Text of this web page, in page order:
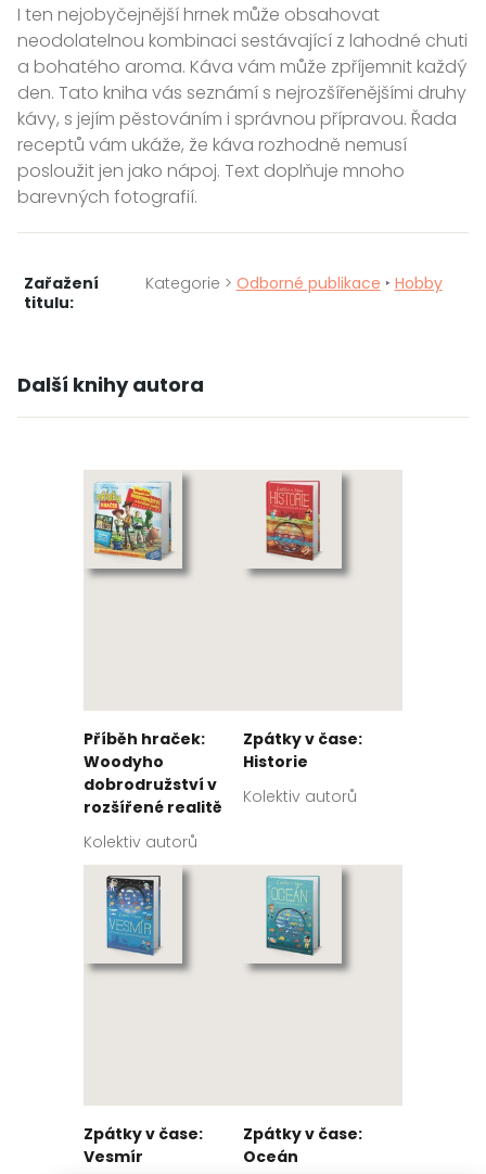
I ten nejobyčejnější hrnek může obsahovat
neodolatelnou kombinaci sestávající z lahodné chuti
a bohatého aroma. Káva vám může zpříjemnit každý
den. Tato kniha vás seznámí s nejrozšířenějšími druhy
kávy, s jejím pěstováním i správnou přípravou. Řada
receptů vám ukáže, že káva rozhodně nemusí
posloužit jen jako nápoj. Text doplňuje mnoho
barevných fotografií.
Zařažení
titulu:
Kategorie > Odborné publikace ‣ Hobby
Další knihy autora
Příběh hraček:
Woodyho
dobrodružství v
rozšířené realitě
Kolektiv autorů
Zpátky v čase:
Historie
Kolektiv autorů
Zpátky v čase:
Vesmír
Zpátky v čase:
Oceán